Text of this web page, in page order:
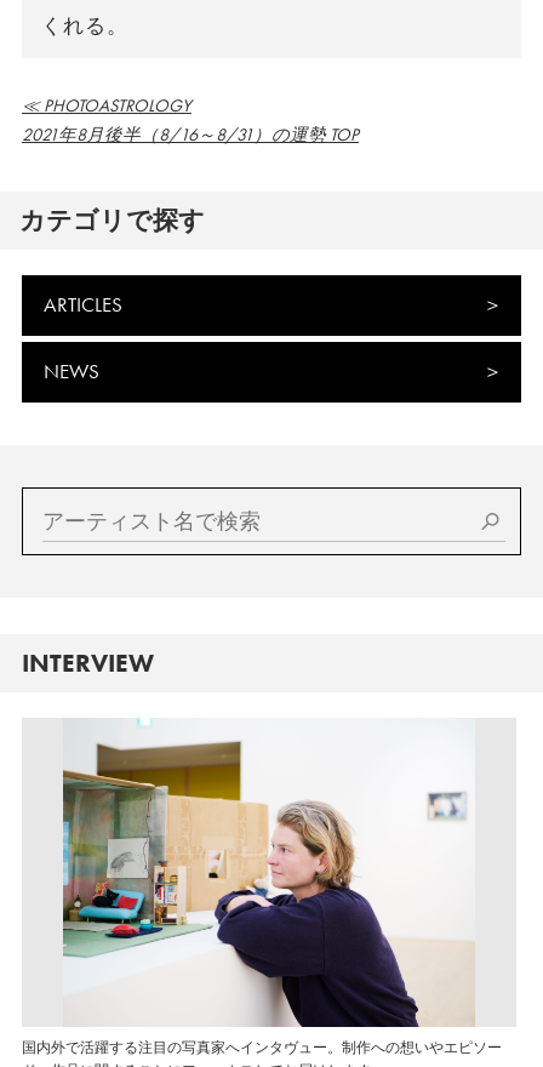
くれる。
≪ PHOTOASTROLOGY
2021年8月後半（8/16～8/31）の運勢 TOP
カテゴリで探す
ARTICLES
NEWS
INTERVIEW
国内外で活躍する注目の写真家へインタヴュー。制作への想いやエピソー